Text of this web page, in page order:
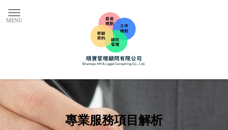
專業服務項目解析